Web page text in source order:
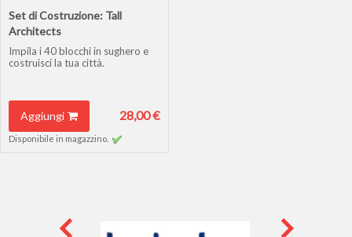
Set di Costruzione: Tall
Architects
Impila i 40 blocchi in sughero e
costruisci la tua città.
Aggiungi 28,00 €
Disponibile in magazzino.